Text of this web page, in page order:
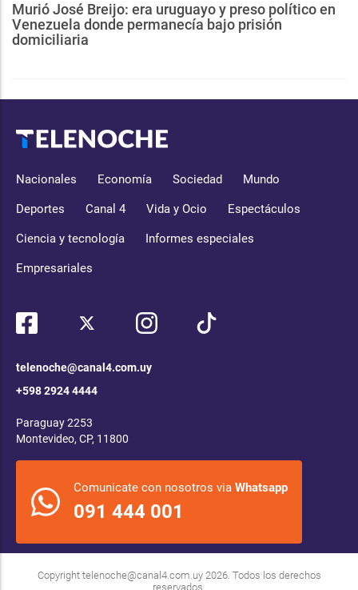
Murió José Breijo: era uruguayo y preso político en
Venezuela donde permanecía bajo prisión
domiciliaria
Nacionales Economía Sociedad Mundo
Deportes Canal 4 Vida y Ocio Espectáculos
Ciencia y tecnología Informes especiales
Empresariales
telenoche@canal4.com.uy
+598 2924 4444
Paraguay 2253
Montevideo, CP, 11800
Comunicate con nosotros via Whatsapp
091 444 001
Copyright telenoche@canal4.com.uy2026. Todos los derechos
reservados.